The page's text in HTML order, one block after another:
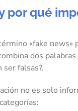
por qué
«fake
dos
ser falsas?.
no es solo